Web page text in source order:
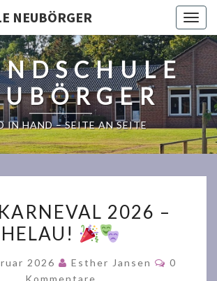
NEUBÖRGER
IN HAND – SEITE AN SEITE
KARNEVAL
–
KARNEVAL 2026 –
HELAU!
2026 Esther Jansen
0
Kommentare